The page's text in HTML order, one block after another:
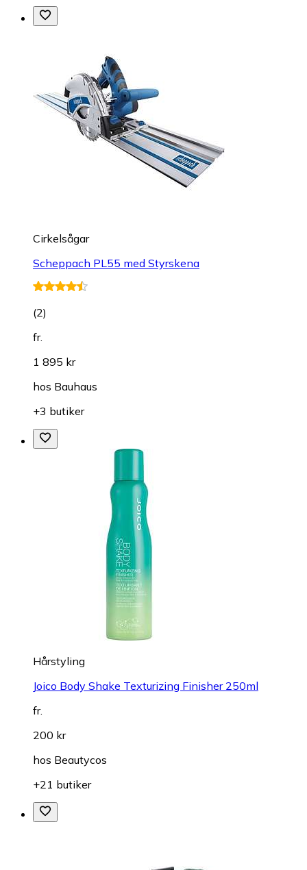
Cirkelsågar
Scheppach PL55 med Styrskena
(2)
fr.
1 895 kr
hos Bauhaus
+3 butiker
Hårstyling
Joico Body Shake Texturizing Finisher 250ml
fr.
200 kr
hos Beautycos
+21 butiker